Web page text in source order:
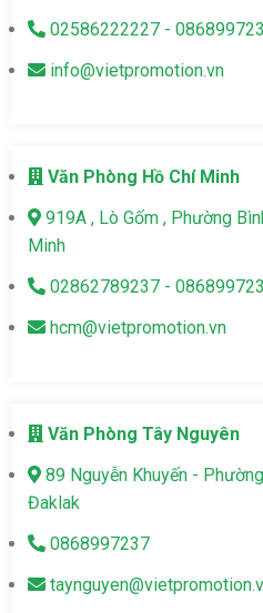
02586222227 -
info@vietpromotion.vn
Văn Phòng Hồ Chí Minh
919A , Lò Gốm , Phường
Minh
02862789237 -
hcm@vietpromotion.vn
Văn Phòng Tây Nguyên
89 Nguyễn Khuyến -
Đaklak
0868997237